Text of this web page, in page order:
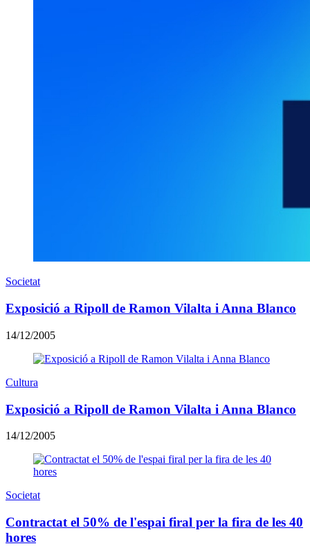
Societat
Exposició a Ripoll de Ramon Vilalta i Anna Blanco
14/12/2005
Cultura
Exposició a Ripoll de Ramon Vilalta i Anna Blanco
14/12/2005
Societat
Contractat el 50% de l'espai firal per la fira de les 40
hores